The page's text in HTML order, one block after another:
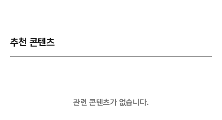
추천 콘텐츠
관련 콘텐츠가 없습니다.